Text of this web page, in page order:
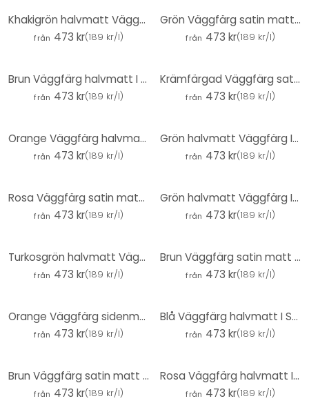
Khakigrön halvmatt Väggfärg I Ordinary Olive | Skapa rumsharmoni | THE COLOR KITCHEN
från 473 kr(189 kr/l)
Grön Väggfärg satin matt I Lovely Lime | Skapa rumsharmoni | THE COLOR KITCHEN
från 473 kr(189 kr/l)
Brun Väggfärg halvmatt I Whispy Walnut | skapa en mysig och lugn rumsatmosfär| THE COLOR KITCHEN
från 473 kr(189 kr/l)
Krämfärgad Väggfärg satin matt I Shady Sugar | Rumsöppnande och inbjudande | THE COLOR KITCHEN
från 473 kr(189 kr/l)
Orange Väggfärg halvmatt I Salted Caramel | energiskt inspirerande | THE COLOR KITCHEN
från 473 kr(189 kr/l)
Grön halvmatt Väggfärg I Green Lentil | Skapa harmoni i ett rum | THE COLOR KITCHEN
från 473 kr(189 kr/l)
Rosa Väggfärg satin matt I Cute Cupcake | lugnande och inbjudande atmosfär | THE COLOR KITCHEN
från 473 kr(189 kr/l)
Grön halvmatt Väggfärg I Unique Eucalyptus | Skapa rumsharmoni | THE COLOR KITCHEN
från 473 kr(189 kr/l)
Turkosgrön halvmatt Väggfärg I Swimming Pool | Skapa harmoni i ett rum | THE COLOR KITCHEN
från 473 kr(189 kr/l)
Brun Väggfärg satin matt I Certain Cinnamon | skapa en mysig och lugn rumsatmosfär | THE COLOR KITCH
från 473 kr(189 kr/l)
Orange Väggfärg sidenmatt I Ruddy Rosehip | energiskt inspirerande | THE COLOR KITCHEN
från 473 kr(189 kr/l)
Blå Väggfärg halvmatt I Soft Sky | med lugnande effekt | THE COLOR KITCHEN
från 473 kr(189 kr/l)
Brun Väggfärg satin matt I Icy Chocolate | skapa en mysig och lugn rumsatmosfär | THE COLOR KITCHEN
från 473 kr(189 kr/l)
Rosa Väggfärg halvmatt I Honeydew Melon | lugnande och inbjudande atmosfär | THE COLOR KITCHEN
från 473 kr(189 kr/l)